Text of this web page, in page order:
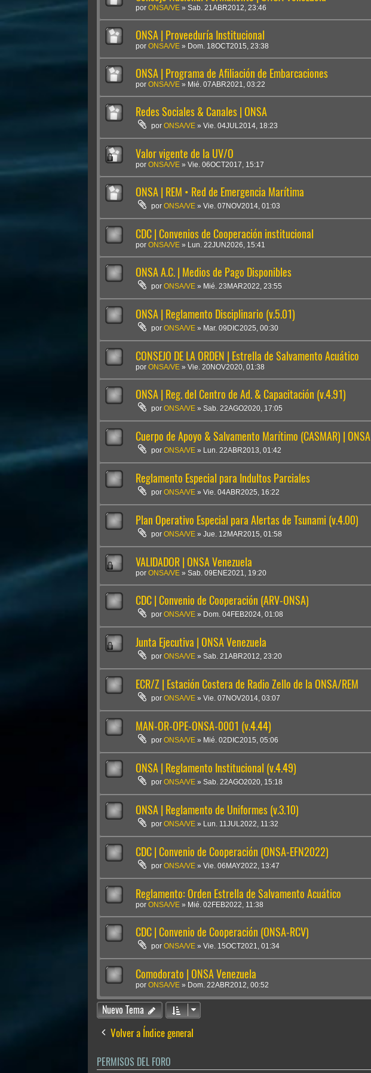
por ONSA/VE » Sab. 21ABR2012, 23:46
ONSA | Proveeduría Institucional
por ONSA/VE » Dom. 18OCT2015, 23:38
ONSA | Programa de Afiliación de Embarcaciones
por ONSA/VE » Mié. 07ABR2021, 03:22
Redes Sociales & Canales | ONSA
porONSA/VE »Vie. 04JUL2014, 18:23
Valor vigente de la UV/O
por ONSA/VE » Vie. 06OCT2017, 15:17
ONSA | REM • Red de Emergencia Marítima
porONSA/VE »Vie. 07NOV2014, 01:03
CDC | Convenios de Cooperación institucional
por ONSA/VE » Lun. 22JUN2026, 15:41
ONSA A.C. | Medios de Pago Disponibles
porONSA/VE » Mié. 23MAR2022, 23:55
ONSA | Reglamento Disciplinario (v.5.01)
porONSA/VE » Mar. 09DIC2025, 00:30
CONSEJO DE LA ORDEN | Estrella de Salvamento Acuático
por ONSA/VE » Vie. 20NOV2020, 01:38
ONSA | Reg. del Centro de Ad. & Capacitación (v.4.91)
porONSA/VE »Sab. 22AGO2020, 17:05
Cuerpo de Apoyo & Salvamento Marítimo (CASMAR) | ONSA
porONSA/VE » Lun. 22ABR2013, 01:42
Reglamento Especial para Indultos Parciales
porONSA/VE »Vie. 04ABR2025, 16:22
Plan Operativo Especial para Alertas de Tsunami (v.4.00)
porONSA/VE »Jue. 12MAR2015, 01:58
VALIDADOR | ONSA Venezuela
por ONSA/VE » Sab. 09ENE2021, 19:20
CDC | Convenio de Cooperación (ARV-ONSA)
porONSA/VE » Dom. 04FEB2024, 01:08
Junta Ejecutiva | ONSA Venezuela
porONSA/VE »Sab. 21ABR2012, 23:20
ECR/Z | Estación Costera de Radio Zello de la ONSA/REM
porONSA/VE »Vie. 07NOV2014, 03:07
MAN-OR-OPE-ONSA-0001 (v.4.44)
porONSA/VE » Mié. 02DIC2015, 05:06
ONSA | Reglamento Institucional (v.4.49)
porONSA/VE »Sab. 22AGO2020, 15:18
ONSA | Reglamento de Uniformes (v.3.10)
porONSA/VE » Lun. 11JUL2022, 11:32
CDC | Convenio de Cooperación (ONSA-EFN2022)
porONSA/VE »Vie. 06MAY2022, 13:47
Reglamento: Orden Estrella de Salvamento Acuático
por ONSA/VE » Mié. 02FEB2022, 11:38
CDC | Convenio de Cooperación (ONSA-RCV)
porONSA/VE »Vie. 15OCT2021, 01:34
Comodorato | ONSA Venezuela
por ONSA/VE » Dom. 22ABR2012, 00:52
Nuevo Tema
Volver a Índice general
PERMISOS DEL FORO